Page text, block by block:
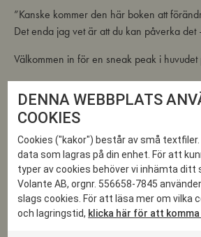
”Kanske kommer den här boken att
Det enda jag vet är att du kan påverka det
Välkommen in för en sneak peak i
NÄR // Lördag den 17 december, kl
VAR // Gamla stans bokhandel, Stora
OM MICAEL DAHLEN
Micael Dahlen är författare och professor
Stockholm. Han ser Kaosologi som sin
meningsfulla bok hittills. Tidigare har han
DENNA WEBBPLATS
COOKIES
Cookies ("kakor") består av små
data som lagras på din enhet. För att
typer av cookies behöver vi inhämta ditt
Volante AB, orgnr. 556658-7845
slags cookies. För att läsa mer om vilka
och lagringstid, klicka här för att